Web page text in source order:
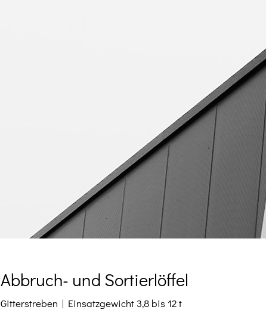
Abbruch- und Sortierlöffel
Gitterstreben | Einsatzgewicht 3,8 bis 12 t